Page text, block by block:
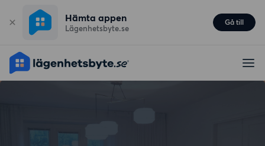
Hämta appen
Lägenhetsbyte.se
Gå till